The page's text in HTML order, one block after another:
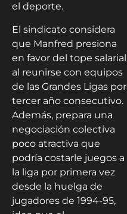
el deporte.
El sindicato considera
que Manfred presiona
en favor del tope salarial
al reunirse con equipos
de las Grandes Ligas por
tercer año consecutivo.
Además, prepara una
negociación colectiva
poco atractiva que
podría costarle juegos a
la liga por primera vez
desde la huelga de
jugadores de 1994-95,